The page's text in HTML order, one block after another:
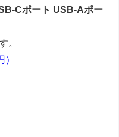
Cポート USB-Aポー
。